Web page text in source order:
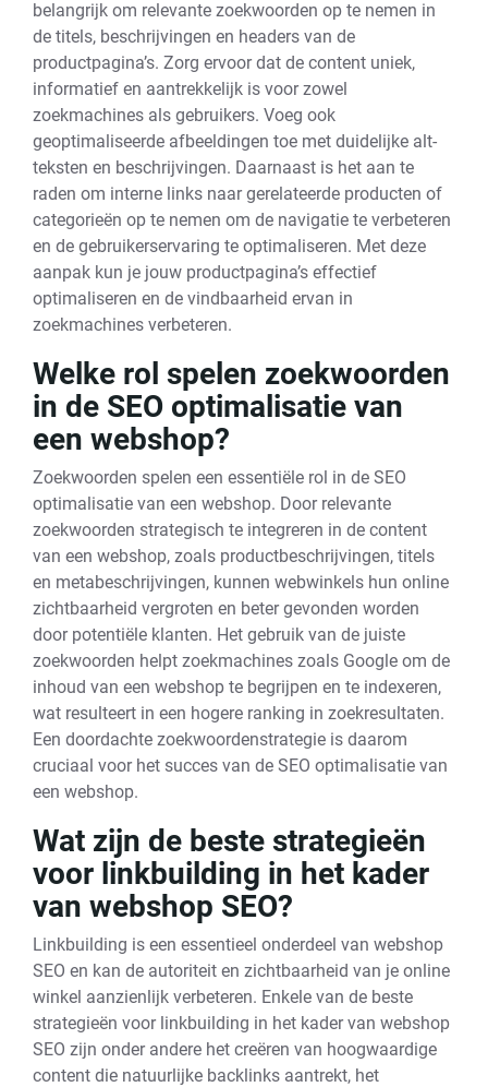
belangrijk om relevante zoekwoorden op te nemen in
de titels, beschrijvingen en headers van de
productpagina’s. Zorg ervoor dat de content uniek,
informatief en aantrekkelijk is voor zowel
zoekmachines als gebruikers. Voeg ook
geoptimaliseerde afbeeldingen toe met duidelijke alt-
teksten en beschrijvingen. Daarnaast is het aan te
raden om interne links naar gerelateerde producten of
categorieën op te nemen om de navigatie te verbeteren
en de gebruikerservaring te optimaliseren. Met deze
aanpak kun je jouw productpagina’s effectief
optimaliseren en de vindbaarheid ervan in
zoekmachines verbeteren.
Welke rol spelen zoekwoorden
in de SEO optimalisatie van
een webshop?
Zoekwoorden spelen een essentiële rol in de SEO
optimalisatie van een webshop. Door relevante
zoekwoorden strategisch te integreren in de content
van een webshop, zoals productbeschrijvingen, titels
en metabeschrijvingen, kunnen webwinkels hun online
zichtbaarheid vergroten en beter gevonden worden
door potentiële klanten. Het gebruik van de juiste
zoekwoorden helpt zoekmachines zoals Google om de
inhoud van een webshop te begrijpen en te indexeren,
wat resulteert in een hogere ranking in zoekresultaten.
Een doordachte zoekwoordenstrategie is daarom
cruciaal voor het succes van de SEO optimalisatie van
een webshop.
Wat zijn de beste strategieën
voor linkbuilding in het kader
van webshop SEO?
Linkbuilding is een essentieel onderdeel van webshop
SEO en kan de autoriteit en zichtbaarheid van je online
winkel aanzienlijk verbeteren. Enkele van de beste
strategieën voor linkbuilding in het kader van webshop
SEO zijn onder andere het creëren van hoogwaardige
content die natuurlijke backlinks aantrekt, het